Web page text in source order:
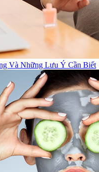
Và Những Lưu Ý Cần Biết